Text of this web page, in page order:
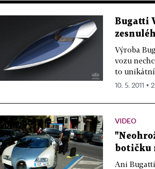
Bugatti
Výroba
vozu
to unikátní
10. 5. 2011 ▪
VIDEO
botičku
Ani